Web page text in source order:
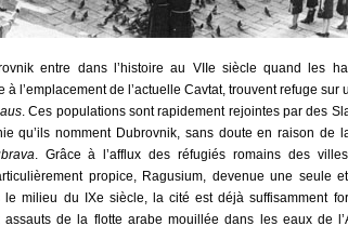
entre dans l’histoire au VIIe siècle quand les
à l’emplacement de l’actuelle Cavtat, trouvent refuge
. Ces populations sont rapidement rejointes par des
qu’ils nomment Dubrovnik, sans doute en raison de
. Grâce à l’afflux des réfugiés romains des
propice, Ragusium, devenue une seule
le milieu du IXe siècle, la cité est déjà suffisamment
de la flotte arabe mouillée dans les eaux de